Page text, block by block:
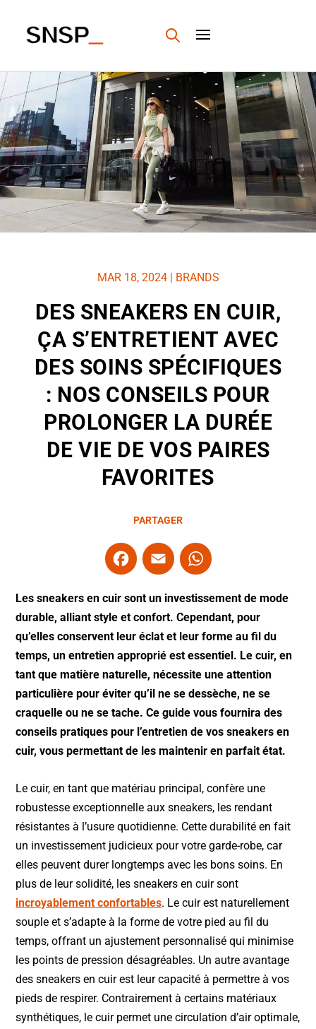
DES SNEAKERS EN CUIR,
ÇA S’ENTRETIENT AVEC
DES SOINS SPÉCIFIQUES
: NOS CONSEILS POUR
PROLONGER LA DURÉE
DE VIE DE VOS PAIRES
FAVORITES
MAR 18, 2024| BRANDS
PARTAGER
F
a
c
e
b
o
o
k
E
m
ai
l
W
at
s
A
p
p
Les sneakers en cuir sont un investissement de mode
durable, alliant style et confort. Cependant, pour
qu’elles conservent leur éclat et leur forme au fil du
temps, un entretien approprié est essentiel. Le cuir, en
tant que matière naturelle, nécessite une attention
particulière pour éviter qu’il ne se dessèche, ne se
craquelle ou ne se tache. Ce guide vous fournira des
conseils pratiques pour l’entretien de vos sneakers en
cuir, vous permettant de les maintenir en parfait état.
Le cuir, en tant que matériau principal, confère une
robustesse exceptionnelle aux sneakers, les rendant
résistantes à l’usure quotidienne. Cette durabilité en fait
un investissement judicieux pour votre garde-robe, car
elles peuvent durer longtemps avec les bons soins. En
plus de leur solidité, les sneakers en cuir sont
incroyablement confortables. Le cuir est naturellement
souple et s’adapte à la forme de votre pied au fil du
temps, offrant un ajustement personnalisé qui minimise
les points de pression désagréables. Un autre avantage
des sneakers en cuir est leur capacité à permettre à vos
pieds de respirer. Contrairement à certains matériaux
synthétiques, le cuir permet une circulation d’air optimale,